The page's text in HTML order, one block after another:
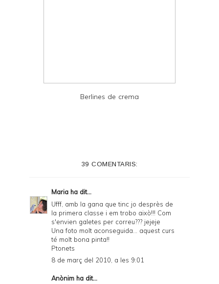
Berlines de crema
39 COMENTARIS:
Maria ha dit...
Ufff, amb la gana que tinc jo desprès de
la primera classe i em trobo això!!! Com
s'envien galetes per correu??? jejeje
Una foto molt aconseguida... aquest curs
té molt bona pinta!!
Ptonets
8 de març del 2010, a les 9:01
Anònim ha dit...